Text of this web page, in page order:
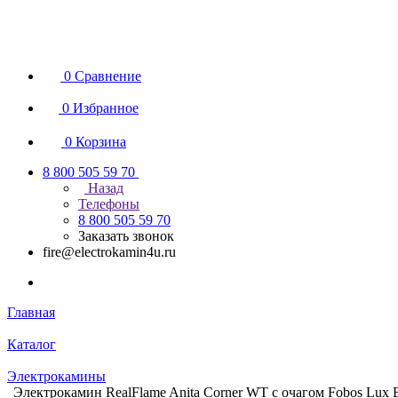
0 Сравнение
0 Избранное
0 Корзина
8 800 505 59 70
Назад
Телефоны
8 800 505 59 70
Заказать звонок
fire@electrokamin4u.ru
Главная
Каталог
Электрокамины
Электрокамин RealFlame Anita Corner WT с очагом Fobos Lux